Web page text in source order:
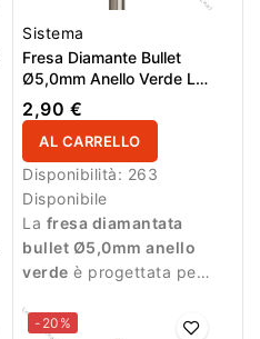
Sistema
Fresa Diamante Bullet
Ø5,0mm Anello Verde LL
15,0mm
2,90 €
AL CARRELLO
Disponibilità: 263
Disponibile
La fresa diamantata
bullet Ø5,0mm anello
verde è progettata per
manicure professionale.
-20%